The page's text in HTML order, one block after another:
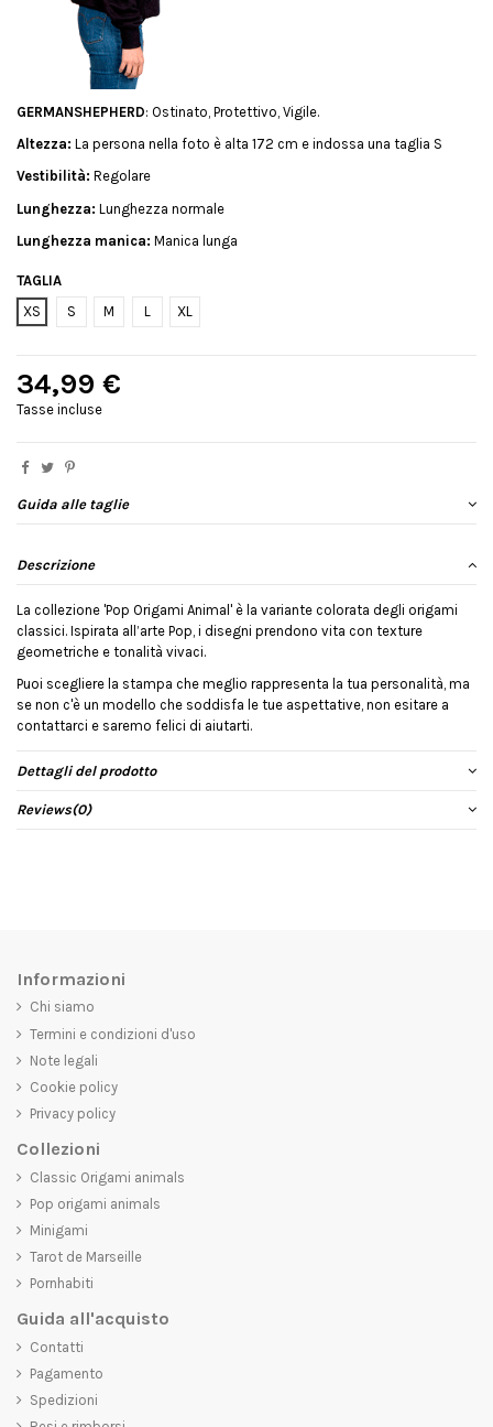
GERMANSHEPHERD: Ostinato, Protettivo, Vigile.
Altezza: La persona nella foto è alta 172 cm e indossa una taglia S
Vestibilità: Regolare
Lunghezza: Lunghezza normale
Lunghezza manica: Manica lunga
TAGLIA
XS
S M L XL
34,99 €
Tasse incluse
Guida alle taglie
Descrizione
La collezione 'Pop Origami Animal' è la variante colorata degli origami
classici. Ispirata all’arte Pop, i disegni prendono vita con texture
geometriche e tonalità vivaci.
Puoi scegliere la stampa che meglio rappresenta la tua personalità, ma
se non c'è un modello che soddisfa le tue aspettative, non esitare a
contattarci e saremo felici di aiutarti.
Dettagli del prodotto
Reviews(0)
Informazioni
Chi siamo
Termini e condizioni d'uso
Note legali
Cookie policy
Privacy policy
Collezioni
Classic Origami animals
Pop origami animals
Minigami
Tarot de Marseille
Pornhabiti
Guida all'acquisto
Contatti
Pagamento
Spedizioni